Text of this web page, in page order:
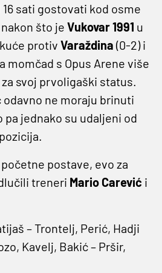
16 sati gostovati kod osme
što je Vukovar 1991 u
protiv Varaždina (0-2) i
momčad s Opus Arene više
svoj prvoligaški status.
ne moraju brinuti
pa jednako su udaljeni od
postave, evo za
treneri Mario Carević i
– Trontelj, Perić, Hadji
Kavelj, Bakić – Pršir,